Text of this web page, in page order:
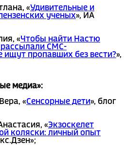
«Удивительные и
ученых», ИА
«Чтобы найти Настю
СМС-
ищут пропавших без вести?»,
медиа»:
«Сенсорные дети», блог
«Экзоскелет
коляски: личный опыт